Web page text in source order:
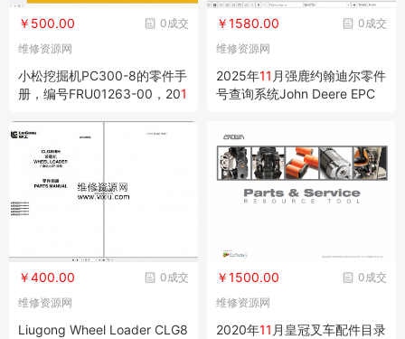
0成交
￥500.00
维修资源网
小松挖掘机PC300-8的零件手
册，编号FRU01263-00，201
0成交
￥1580.00
维修资源网
2025年11 月强鹿约翰迪尔零件
号查询系统John Deere EPC
0成交
￥400.00
维修资源网
Liugong Wheel Loader CLG8
0成交
￥1500.00
维修资源网
2020年11 月皇冠叉车配件目录